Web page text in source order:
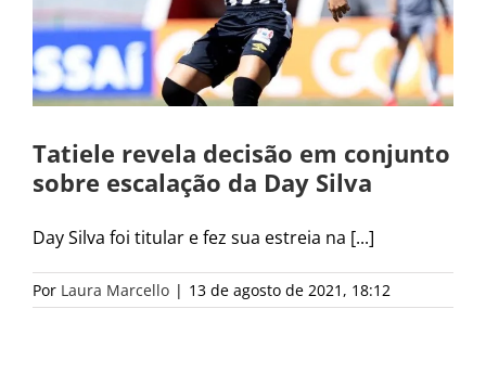
Tatiele revela decisão em conjunto
sobre escalação da Day Silva
Day Silva foi titular e fez sua estreia na [...]
Por Laura Marcello | 13 de agosto de 2021, 18:12